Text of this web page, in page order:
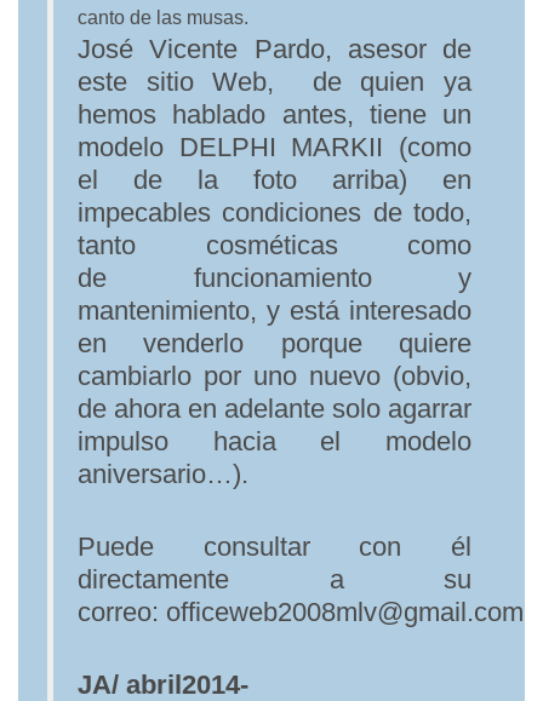
canto de las musas.
José Vicente Pardo, asesor de
este sitio Web, de quien ya
hemos hablado antes, tiene un
modelo DELPHI MARKII (como
el de la foto arriba) en
impecables condiciones de todo,
tanto cosméticas como
de funcionamiento y
mantenimiento, y está interesado
en venderlo porque quiere
cambiarlo por uno nuevo (obvio,
de ahora en adelante solo agarrar
impulso hacia el modelo
aniversario…).
Puede consultar con él
directamente a su
correo: officeweb2008mlv@gmail.com
JA/ abril2014-